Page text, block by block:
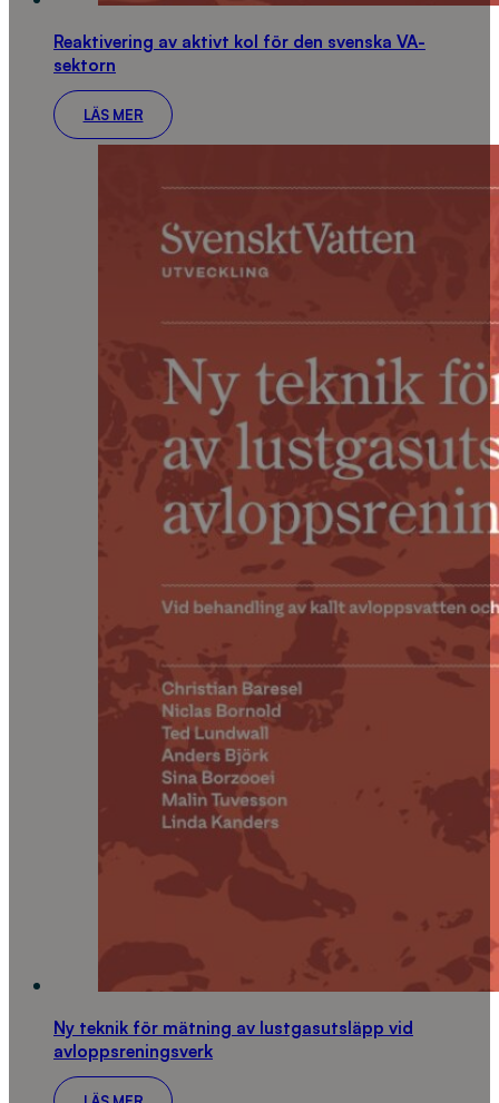
Reaktivering av aktivt kol för den svenska VA-
sektorn
LÄS MER
Ny teknik för mätning av lustgasutsläpp vid
avloppsreningsverk